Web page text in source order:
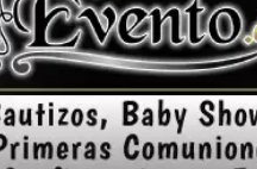
de Sillas y Mesas
de Trajes de Etiqueta